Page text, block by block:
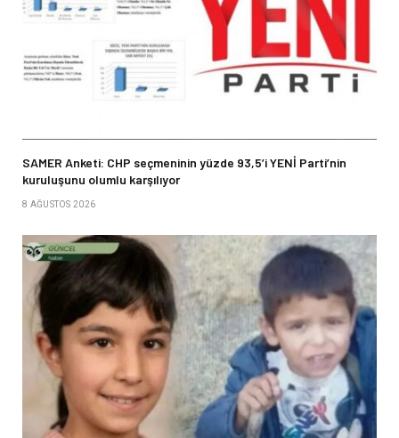
SAMER Anketi: CHP seçmeninin yüzde 93,5’i YENİ Parti’nin
kuruluşunu olumlu karşılıyor
8 AĞUSTOS 2026